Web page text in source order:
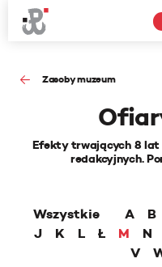
Zasoby muzeum
Efekty trwających 8 lat
redakcyjnych.
Wszystkie A B
J
K L Ł M N
V